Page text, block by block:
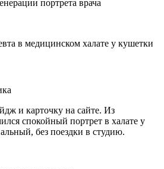
и карточку на сайте. Из
спокойный портрет в халате у
без поездки в студию.